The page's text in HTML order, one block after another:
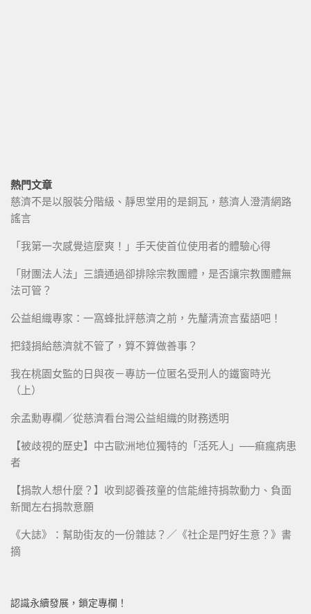
熱門文章
慈濟不是以服裝分階級、靜思堂用的是銅瓦，慈濟人澄清網路
謠言
「我第一次感覺這麼爽！」手天使首位使用者的體驗心得
「財團法人法」三讀通過卻排除宗教團體，是否讓宗教團體無
法可管？
公益組織專家：一窩蜂批評慈濟之前，先釐清流言蜚語吧！
把錢捐給慈濟就不管了，算不算做善事？
我在桃園女監的日與夜－專訪一位匿名受刑人的鐵窗時光
（上）
余孟勳專欄／從慈濟看台灣公益組織的財務透明
【被歧視的歷史】中古歐洲地位獨特的「活死人」──痲瘋病患
者
【捐款人想什麼？】收到認養孩童的信能維持捐款動力、負面
新聞左右捐款意願
《大誌》：幫助街友的一份雜誌？／《社企是門好生意？》書
摘
認識永續發展，鎖定專欄！